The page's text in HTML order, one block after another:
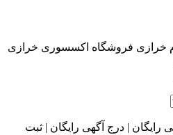
فروشگاه اکسسوری خرازی